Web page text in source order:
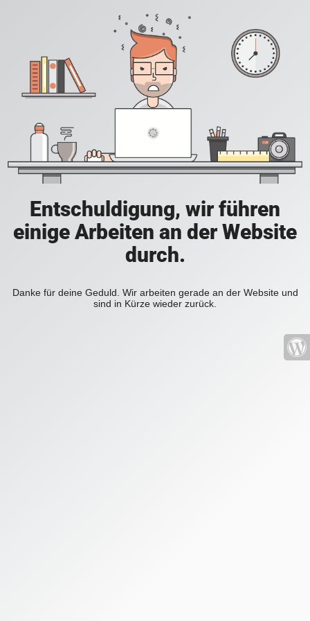
Entschuldigung, wir führen
einige Arbeiten an der Website
durch.
Danke für deine Geduld. Wir arbeiten gerade an der Website und
sind in Kürze wieder zurück.